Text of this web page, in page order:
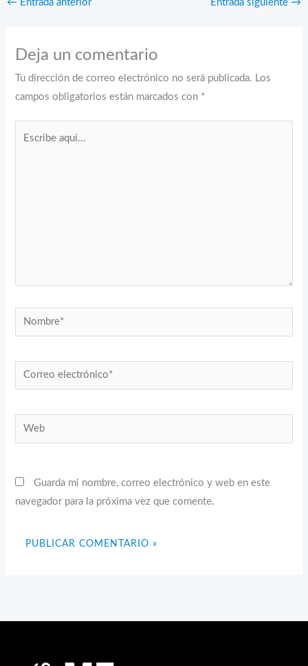
← Entrada anterior Entrada siguiente →
Deja un comentario
Tu dirección de correo electrónico no será publicada. Los
campos obligatorios están marcados con *
Nombre*
Correo
electrónico*
Web
Guarda mi nombre, correo electrónico y web en este
navegador para la próxima vez que comente.